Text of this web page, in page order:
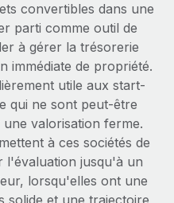
pour votre équipe
d’IA à Remote grâce à
avec des outils essentiels
des solutions RH sur
les grandes entreprises
de la tech
de manière flexible
convertibles dans une
parti comme outil de
à gérer la trésorerie
immédiate de propriété.
utile aux start-
qui ne sont peut-être
valorisation ferme.
à ces sociétés de
l'évaluation jusqu'à un
lorsqu'elles ont une
solide et une trajectoire